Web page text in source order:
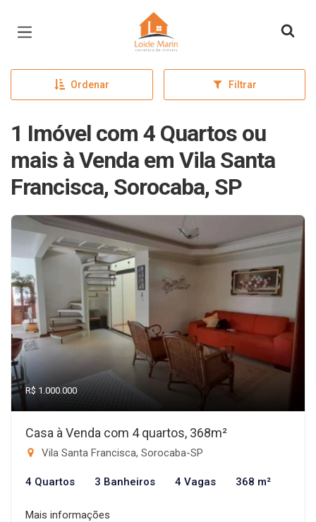
Página inicial
Ordenar Filtrar
1 Imóvel com 4 Quartos ou
mais à Venda em Vila Santa
Francisca, Sorocaba, SP
R$ 1.000.000
Casa à Venda com 4 quartos, 368m²
Vila Santa Francisca, Sorocaba-SP
4 Quartos 3 Banheiros 4 Vagas 368 m²
Mais informações